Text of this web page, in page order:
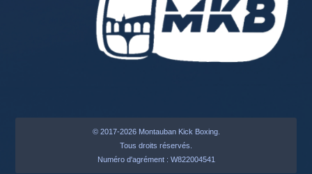
© 2017-2026 Montauban Kick Boxing.
Tous droits réservés.
Numéro d'agrément : W822004541